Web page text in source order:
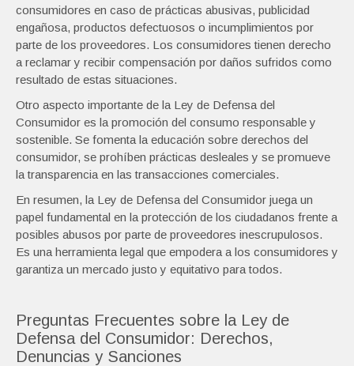
consumidores en caso de prácticas abusivas, publicidad
engañosa, productos defectuosos o incumplimientos por
parte de los proveedores. Los consumidores tienen derecho
a reclamar y recibir compensación por daños sufridos como
resultado de estas situaciones.
Otro aspecto importante de la Ley de Defensa del
Consumidor es la promoción del consumo responsable y
sostenible. Se fomenta la educación sobre derechos del
consumidor, se prohíben prácticas desleales y se promueve
la transparencia en las transacciones comerciales.
En resumen, la Ley de Defensa del Consumidor juega un
papel fundamental en la protección de los ciudadanos frente a
posibles abusos por parte de proveedores inescrupulosos.
Es una herramienta legal que empodera a los consumidores y
garantiza un mercado justo y equitativo para todos.
Preguntas Frecuentes sobre la Ley de
Defensa del Consumidor: Derechos,
Denuncias y Sanciones